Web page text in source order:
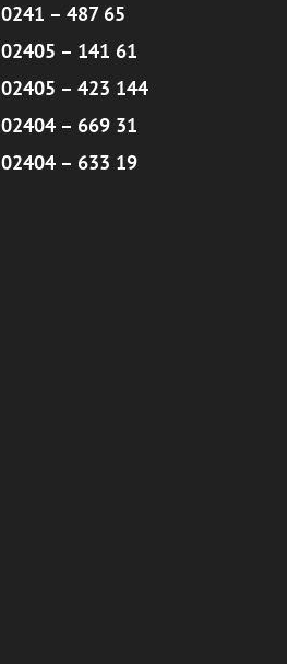
0241 – 487 65
02405 – 141 61
02405 – 423 144
02404 – 669 31
02404 – 633 19